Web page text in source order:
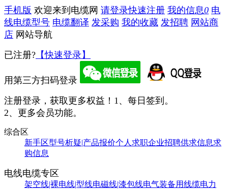
手机版 欢迎来到电缆网 请登录快速注册 我的信息0 电
线电缆型号 电缆翻译 发采购 我的收藏 发招聘 网站商
店 网站导航
已注册? 【快速登录】
用第三方扫码登录
注册登录，获取更多权益！ 1、每日签到。
2、更多会员功能。
综合区
新手区型号析疑|产品报价个人求职企业招聘供求信息求
购信息
电线电缆专区
架空线|裸电线|型线电磁线|漆包线电气装备用线缆电力